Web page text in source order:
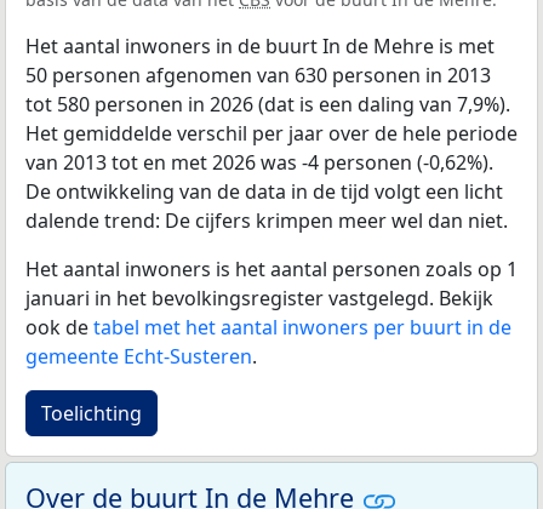
Het aantal inwoners in de buurt In de Mehre is met
50 personen afgenomen van 630 personen in 2013
tot 580 personen in 2026 (dat is een daling van 7,9%).
Het gemiddelde verschil per jaar over de hele periode
van 2013 tot en met 2026 was -4 personen (-0,62%).
De ontwikkeling van de data in de tijd volgt een licht
dalende trend: De cijfers krimpen meer wel dan niet.
Het aantal inwoners is het aantal personen zoals op 1
januari in het bevolkingsregister vastgelegd. Bekijk
ook detabel met het aantal inwoners per buurt in de
gemeente Echt-Susteren.
Toelichting
Over de buurt In de Mehre